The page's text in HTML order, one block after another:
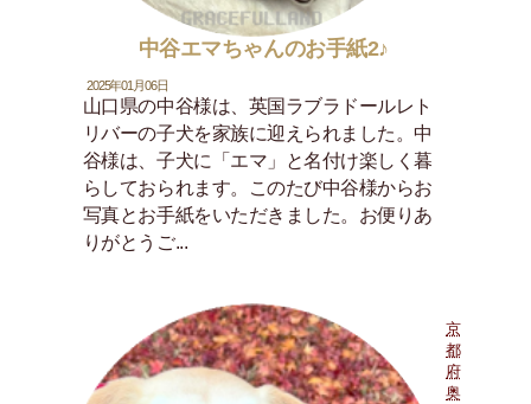
中谷エマちゃんのお手紙2♪
2025年01月06日
山口県の中谷様は、英国ラブラドールレト
リバーの子犬を家族に迎えられました。中
谷様は、子犬に「エマ」と名付け楽しく暮
らしておられます。このたび中谷様からお
写真とお手紙をいただきました。お便りあ
りがとうご...
京
都
府
奥